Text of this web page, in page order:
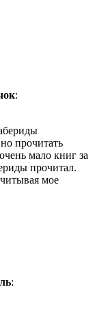
:
прочитать
мало книг за
прочитал.
мое
: